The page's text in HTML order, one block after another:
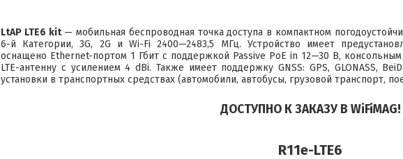
LtAP LTE6 kit— мобильная беспроводная точка доступа в компактном
6-й Категории, 3G, 2G и Wi-Fi 2400—2483,5 МГц. Устройство имеет
оснащено Ethernet-портом 1 Гбит с поддержкой Passive PoE in 12—30 В,
LTE-антенну с усилением 4 dBi. Также имеет поддержку GNSS: GPS, GLONASS,
установки в транспортных средствах (автомобили, автобусы, грузовой транспорт,
ДОСТУПНО К ЗАКАЗУ В WiFiMAG!
R11e-LTE6